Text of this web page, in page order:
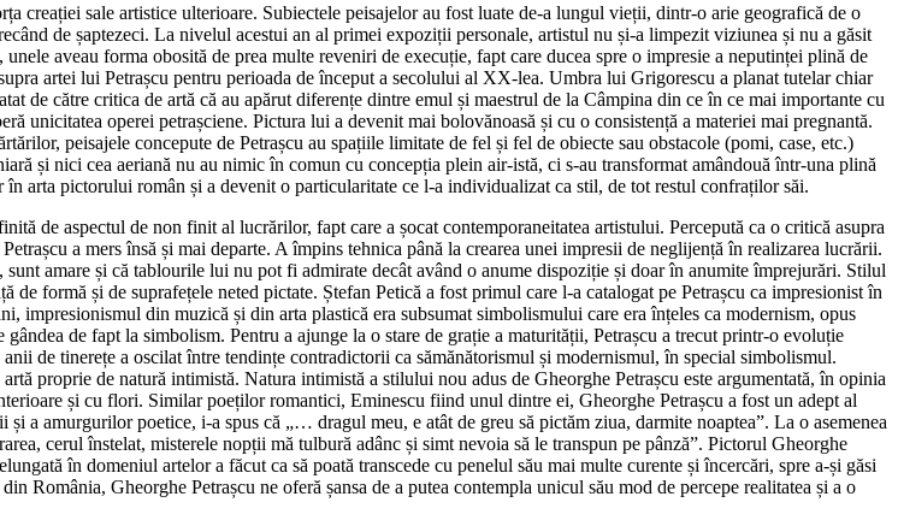
creației sale artistice ulterioare. Subiectele peisajelor au fost luate de-a lungul vieții, dintr-o arie geografică de o
de șaptezeci. La nivelul acestui an al primei expoziții personale, artistul nu și-a limpezit viziunea și nu a găsit
aveau forma obosită de prea multe reveniri de execuție, fapt care ducea spre o impresie a neputinței plină de
artei lui Petrașcu pentru perioada de început a secolului al XX-lea. Umbra lui Grigorescu a planat tutelar chiar
de către critica de artă că au apărut diferențe dintre emul și maestrul de la Câmpina din ce în ce mai importante cu
unicitatea operei petrașciene. Pictura lui a devenit mai bolovănoasă și cu o consistență a materiei mai pregnantă.
peisajele concepute de Petrașcu au spațiile limitate de fel și fel de obiecte sau obstacole (pomi, case, etc.)
și nici cea aeriană nu au nimic în comun cu concepția plein air-istă, ci s-au transformat amândouă într-una plină
arta pictorului român și a devenit o particularitate ce l-a individualizat ca stil, de tot restul confraților săi.
de aspectul de non finit al lucrărilor, fapt care a șocat contemporaneitatea artistului. Percepută ca o critică asupra
a mers însă și mai departe. A împins tehnica până la crearea unei impresii de neglijență în realizarea lucrării.
amare și că tablourile lui nu pot fi admirate decât având o anume dispoziție și doar în anumite împrejurări. Stilul
formă și de suprafețele neted pictate. Ștefan Petică a fost primul care l-a catalogat pe Petrașcu ca impresionist în
impresionismul din muzică și din arta plastică era subsumat simbolismului care era înțeles ca modernism, opus
de fapt la simbolism. Pentru a ajunge la o stare de grație a maturității, Petrașcu a trecut printr-o evoluție
de tinerețe a oscilat între tendințe contradictorii ca sămănătorismul și modernismul, în special simbolismul.
proprie de natură intimistă. Natura intimistă a stilului nou adus de Gheorghe Petrașcu este argumentată, în opinia
și cu flori. Similar poeților romantici, Eminescu fiind unul dintre ei, Gheorghe Petrașcu a fost un adept al
a amurgurilor poetice, i-a spus că „… dragul meu, e atât de greu să pictăm ziua, darmite noaptea”. La o asemenea
cerul înstelat, misterele nopții mă tulbură adânc și simt nevoia să le transpun pe pânză”. Pictorul Gheorghe
în domeniul artelor a făcut ca să poată transcede cu penelul său mai multe curente și încercări, spre a-și găsi
România, Gheorghe Petrașcu ne oferă șansa de a putea contempla unicul său mod de percepe realitatea și a o